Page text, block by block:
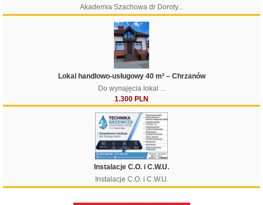
Filtruj
Akademia Szachowa dr Doroty...
Lokal handlowo-usługowy 40 m² – Chrzanów
Do wynajęcia lokal ...
1.300 PLN
Instalacje C.O. i C.W.U.
Instalacje C.O. i C.W.U.